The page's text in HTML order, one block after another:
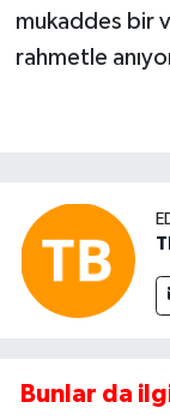
mukaddes bir
rahmetle
Bunlar da